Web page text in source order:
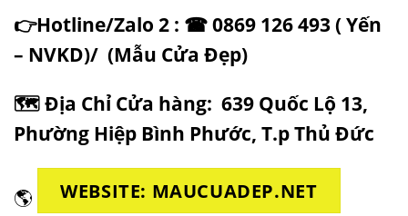
👉Hotline/Zalo 2 : ☎0869 126 493( Yến
– NVKD)/ (Mẫu Cửa Đẹp)
🗺Địa Chỉ Cửa hàng: 639 Quốc Lộ 13,
Phường Hiệp Bình Phước, T.p Thủ Đức
🌎 WEBSITE: MAUCUADEP.NET